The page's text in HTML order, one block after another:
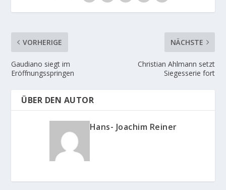
VORHERIGE
Gaudiano siegt im
Eröffnungsspringen
NÄCHSTE
Christian Ahlmann setzt
Siegesserie fort
ÜBER DEN AUTOR
Hans- Joachim Reiner